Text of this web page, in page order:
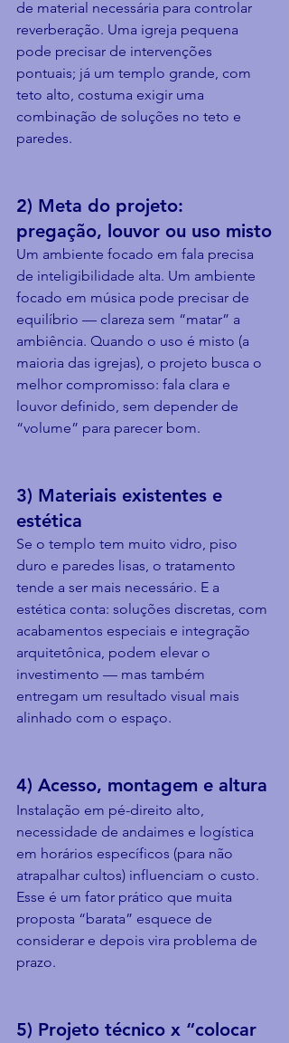
de material necessária para controlar
reverberação. Uma igreja pequena
pode precisar de intervenções
pontuais; já um templo grande, com
teto alto, costuma exigir uma
combinação de soluções no teto e
paredes.
2) Meta do projeto:
pregação, louvor ou uso misto
Um ambiente focado em fala precisa
de inteligibilidade alta. Um ambiente
focado em música pode precisar de
equilíbrio — clareza sem “matar” a
ambiência. Quando o uso é misto (a
maioria das igrejas), o projeto busca o
melhor compromisso: fala clara e
louvor definido, sem depender de
“volume” para parecer bom.
3) Materiais existentes e
estética
Se o templo tem muito vidro, piso
duro e paredes lisas, o tratamento
tende a ser mais necessário. E a
estética conta: soluções discretas, com
acabamentos especiais e integração
arquitetônica, podem elevar o
investimento — mas também
entregam um resultado visual mais
alinhado com o espaço.
4) Acesso, montagem e altura
Instalação em pé-direito alto,
necessidade de andaimes e logística
em horários específicos (para não
atrapalhar cultos) influenciam o custo.
Esse é um fator prático que muita
proposta “barata” esquece de
considerar e depois vira problema de
prazo.
5) Projeto técnico x “colocar